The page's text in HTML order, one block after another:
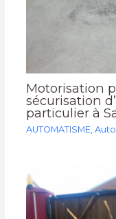
Motorisation
sécurisation
particulier à
AUTOMATISME,